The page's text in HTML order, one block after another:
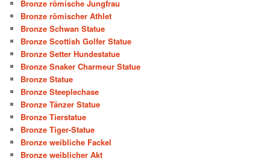
Bronze römische Jungfrau
Bronze römischer Athlet
Bronze Schwan Statue
Bronze Scottish Golfer Statue
Bronze Setter Hundestatue
Bronze Snaker Charmeur Statue
Bronze Statue
Bronze Steeplechase
Bronze Tänzer Statue
Bronze Tierstatue
Bronze Tiger-Statue
Bronze weibliche Fackel
Bronze weiblicher Akt